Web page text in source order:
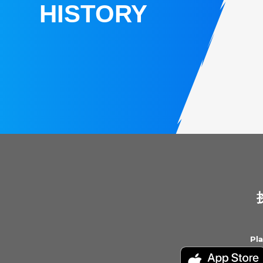
HISTORY